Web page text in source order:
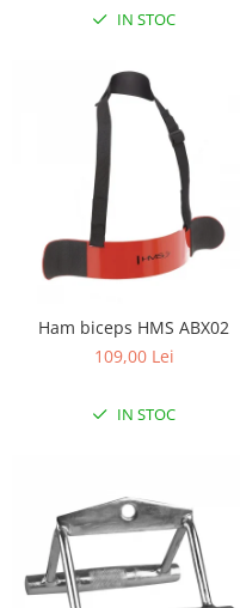
Baldachin patut
Paturici copii
Perne copii si mamici
Protectii saltea
Comode copii
Bariere de protectie pat
Porti de siguranta
Sac de dormit copii
Leagane & balansoare &
Lampi de veghe
Mobilier Birou
Saltele de infasat
IN STOC
Ham biceps HMS ABX02
109,00 Lei
IN STOC